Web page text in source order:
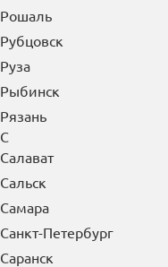
Рошаль
Рубцовск
Руза
Рыбинск
Рязань
С
Салават
Сальск
Самара
Санкт-Петербург
Саранск